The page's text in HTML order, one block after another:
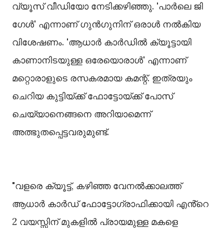
വ്യൂസ് വീഡിയോ നേടിക്കഴിഞ്ഞു. 'പാർലെ ജി
ഗേള്‍' എന്നാണ് ഗുൻഗുനിന് ഒരാള്‍ നല്‍കിയ
വിശേഷണം. 'ആധാർ കാർഡില്‍ ക്യൂട്ടായി
കാണാനിടയുള്ള ഒരേയൊരാള്‍' എന്നാണ്
മറ്റൊരാളുടെ രസകരമായ കമന്റ്. ഇത്രയും
ചെറിയ കുട്ടിയ്ക്ക് ഫോട്ടോയ്ക്ക് പോസ്
ചെയ്യാനെങ്ങനെ അറിയാമെന്ന്
അത്ഭുതപ്പെട്ടവരുമുണ്ട്.
"വളരെ ക്യൂട്ട്, കഴിഞ്ഞ വേനൽക്കാലത്ത്
ആധാർ കാർഡ് ഫോട്ടോഗ്രാഫിക്കായി എൻ്റെ
2 വയസ്സിന് മുകളിൽ പ്രായമുള്ള മകളെ